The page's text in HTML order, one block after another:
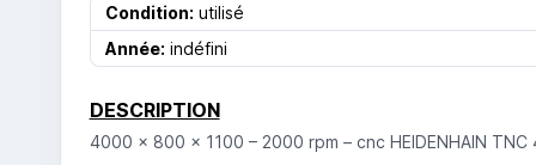
Condition: utilisé
Année: indéfini
DESCRIPTION
4000 x 800 x 1100 – 2000 rpm – cnc HEIDENHAIN TNC